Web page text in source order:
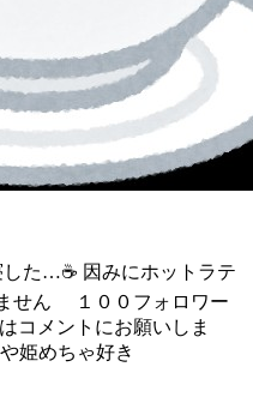
た…☕ 因みにホットラテ
せん １００フォロワー
コメントにお願いしま
姫めちゃ好き